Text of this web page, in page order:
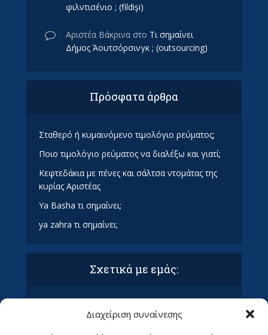
Διαχείριση συναίνεσης
φιλντισένιο ; (fildişi)
Αριστέα Βάκρινα στο Τι σημαίνει
Δήμος Άουτσόρσινγκ ; (outsourcing)
Πρόσφατα άρθρα
Σταθερό ή κυμαινόμενο τιμολόγιο ρεύματος;
Ποιο τιμολόγιο ρεύματος να διαλέξω και γιατί;
Κεφτεδάκια με πένες και σάλτσα ντομάτας της
κυρίας Αριστέας
Ya Basha τι σημαίνει;
ya zahra τι σημαίνει;
Σχετικά με εμάς:
Πολιτική απορρήτου & συμμόρφωση GDPR